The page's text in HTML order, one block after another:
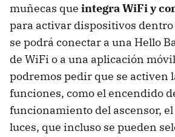
muñecas que integra WiFi y
para activar dispositivos dentro
se podrá conectar a una Hello
de WiFi o a una aplicación
podremos pedir que se activen
funciones, como el encendido
funcionamiento del ascensor,
luces, que incluso se pueden